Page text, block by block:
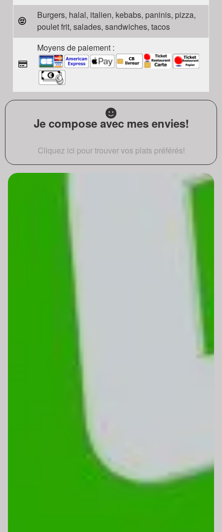
Burgers, halal, italien, kebabs, paninis, pizza,
poulet frit, salades, sandwiches, tacos
Moyens de paiement :
Je compose avec mes envies!
Cliquez ici pour trouver vos plats préférés!